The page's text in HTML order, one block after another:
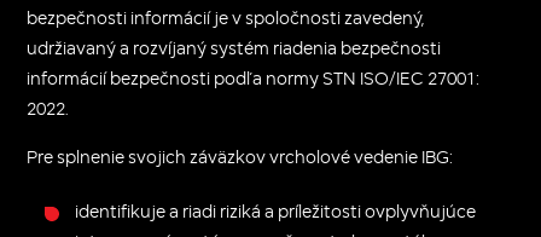
bezpečnosti informácií je v spoločnosti zavedený,
udržiavaný a rozvíjaný systém riadenia bezpečnosti
informácií bezpečnosti podľa normy STN ISO/IEC 27001:
2022.
Pre splnenie svojich záväzkov vrcholové vedenie IBG:
identifikuje a riadi riziká a príležitosti ovplyvňujúce